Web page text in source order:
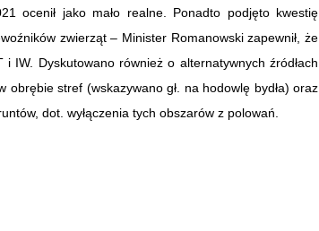
ocenił jako mało realne. Ponadto podjęto kwestię
zwierząt – Minister Romanowski zapewnił, że
IW. Dyskutowano również o alternatywnych źródłach
stref (wskazywano gł. na hodowlę bydła) oraz
dot. wyłączenia tych obszarów z polowań.